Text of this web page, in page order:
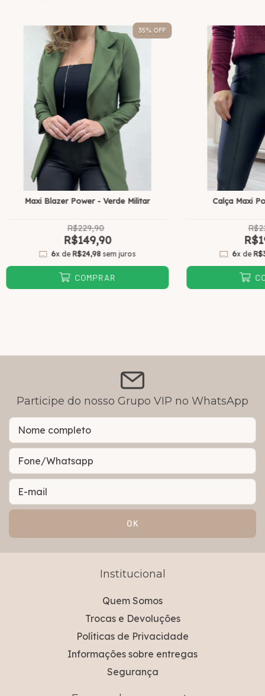
35% OFF
Maxi Blazer Power - Verde Militar
R$229,90
R$149,90
6x de R$24,98sem juros
COMPRAR
Calça Maxi
6x de
Participe do nosso Grupo VIP no WhatsApp
Institucional
Quem Somos
Trocas e Devoluções
Políticas de Privacidade
Informações sobre entregas
Segurança